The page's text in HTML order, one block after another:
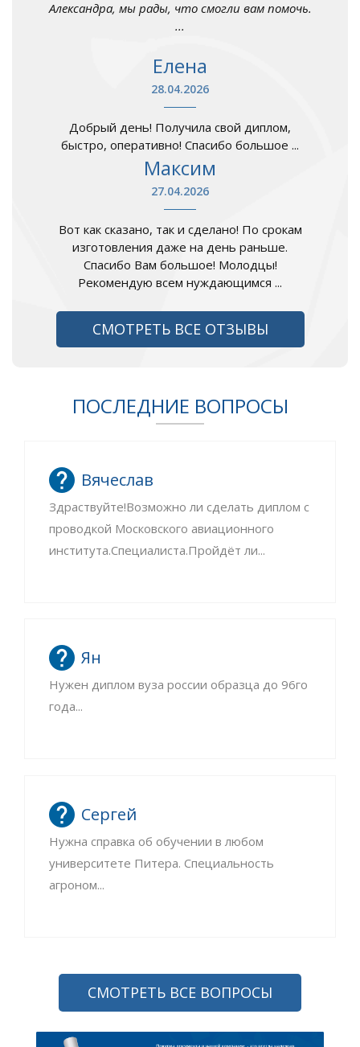
Александра, мы рады, что смогли вам помочь.
...
Елена
28.04.2026
Добрый день! Получила свой диплом,
быстро, оперативно! Спасибо большое ...
Максим
27.04.2026
Вот как сказано, так и сделано! По срокам
изготовления даже на день раньше.
Спасибо Вам большое! Молодцы!
Рекомендую всем нуждающимся ...
СМОТРЕТЬ ВСЕ ОТЗЫВЫ
ПОСЛЕДНИЕ ВОПРОСЫ
Вячеслав
Здраствуйте!Возможно ли сделать диплом с
проводкой Московского авиационного
института.Специалиста.Пройдёт ли...
Ян
Нужен диплом вуза россии образца до 96го
года...
Сергей
Нужна справка об обучении в любом
университете Питера. Специальность
агроном...
СМОТРЕТЬ ВСЕ ВОПРОСЫ